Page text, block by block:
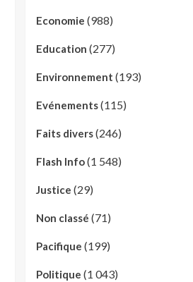
Economie (988)
Education (277)
Environnement (193)
Evénements(115)
Faits divers(246)
Flash Info(1 548)
Justice (29)
Non classé (71)
Pacifique (199)
Politique (1 043)